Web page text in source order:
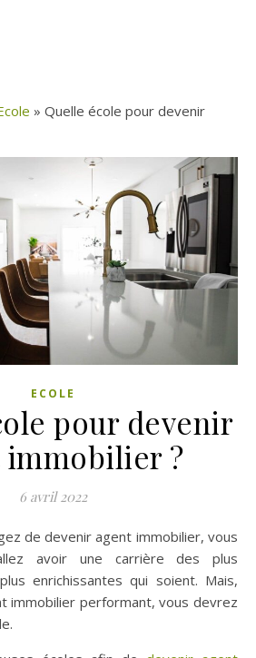
» Quelle école pour devenir
ECOLE
pour devenir
immobilier ?
6 avril 2022
avoir une carrière des plus
enrichissantes qui soient. Mais,
immobilier performant, vous devrez